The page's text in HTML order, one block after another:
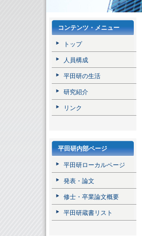
コンテンツ・メニュー
トップ
人員構成
平田研の生活
研究紹介
リンク
平田研内部ページ
平田研ローカルページ
発表・論文
修士・卒業論文概要
平田研蔵書リスト